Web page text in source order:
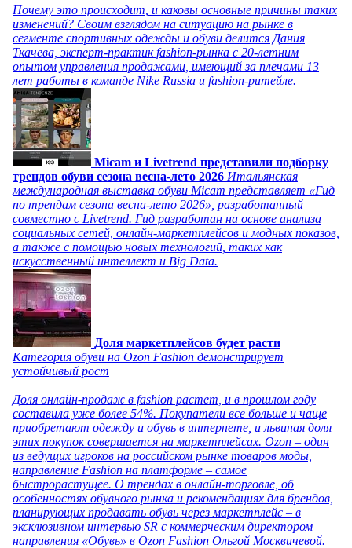
Почему это происходит, и каковы основные причины таких
изменений? Своим взглядом на ситуацию на рынке в
сегменте спортивных одежды и обуви делится Дания
Ткачева, эксперт-практик fashion-рынка с 20-летним
опытом управления продажами, имеющий за плечами 13
лет работы в команде Nike Russia и fashion-ритейле.
Micam и Livetrend представили подборку
трендов обуви сезона весна-лето 2026 Итальянская
международная выставка обуви Micam представляет «Гид
по трендам сезона весна-лето 2026», разработанный
совместно с Livetrend. Гид разработан на основе анализа
социальных сетей, онлайн-маркетплейсов и модных показов,
а также с помощью новых технологий, таких как
искусственный интеллект и Big Data.
Доля маркетплейсов будет расти
Категория обуви на Ozon Fashion демонстрирует
устойчивый рост
Доля онлайн-продаж в fashion растет, и в прошлом году
составила уже более 54%. Покупатели все больше и чаще
приобретают одежду и обувь в интернете, и львиная доля
этих покупок совершается на маркетплейсах. Ozon – один
из ведущих игроков на российском рынке товаров моды,
направление Fashion на платформе – самое
быстрорастущее. О трендах в онлайн-торговле, об
особенностях обувного рынка и рекомендациях для брендов,
планирующих продавать обувь через маркетплейс – в
эксклюзивном интервью SR с коммерческим директором
направления «Обувь» в Ozon Fashion Ольгой Москвичевой.